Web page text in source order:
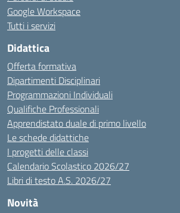
Google Workspace
Tutti i servizi
Didattica
Offerta formativa
Dipartimenti Disciplinari
Programmazioni Individuali
Qualifiche Professionali
Apprendistato duale di primo livello
Le schede didattiche
I progetti delle classi
Calendario Scolastico 2026/27
Libri di testo A.S. 2026/27
Novità